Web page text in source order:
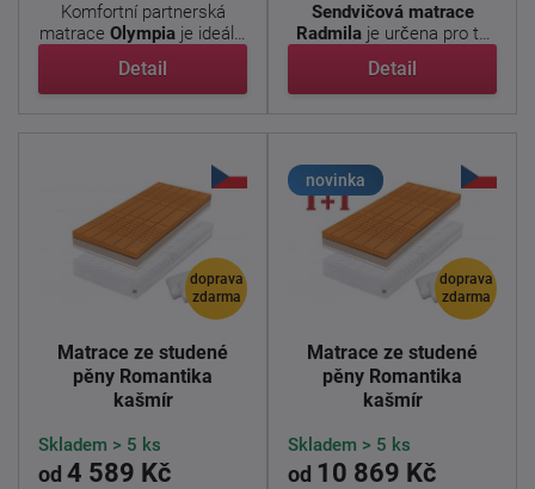
Komfortní partnerská
matrace Olympia je ideální
Detail
Sendvičová matrace
Radmilaje určena pro ty,
Detail
doprava
zdarma
Matrace ze studené
pěny Romantika
kašmír
od 4 589 Kč
Skladem > 5 ks
novinka
doprava
zdarma
Matrace ze studené
pěny Romantika
kašmír
od 10 869 Kč
Skladem > 5 ks